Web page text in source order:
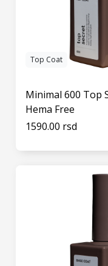
Top Coat
Minimal 600 Top
Hema Free
1590.00 rsd